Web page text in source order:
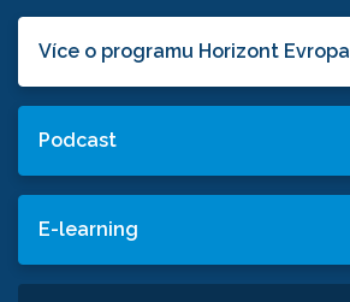
Více o programu Horizont Evropa
Podcast
E-learning